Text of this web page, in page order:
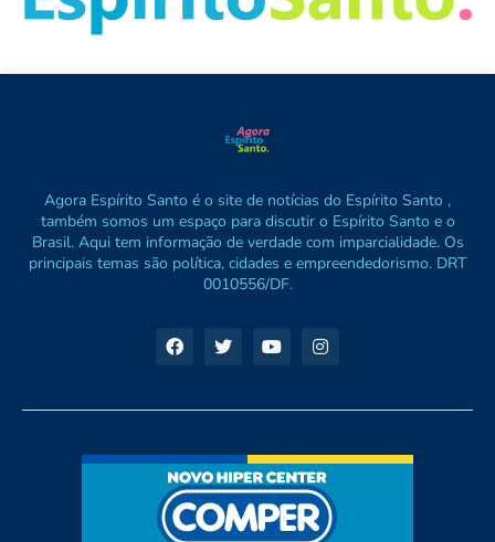
Agora Espírito Santo é o site de notícias do Espírito Santo ,
também somos um espaço para discutir o Espírito Santo e o
Brasil. Aqui tem informação de verdade com imparcialidade. Os
principais temas são política, cidades e empreendedorismo. DRT
0010556/DF.